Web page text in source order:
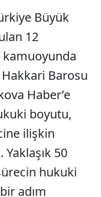
Büyük
12
Barosu
Haber’e
boyutu,
ilişkin
50
hukuki
adım